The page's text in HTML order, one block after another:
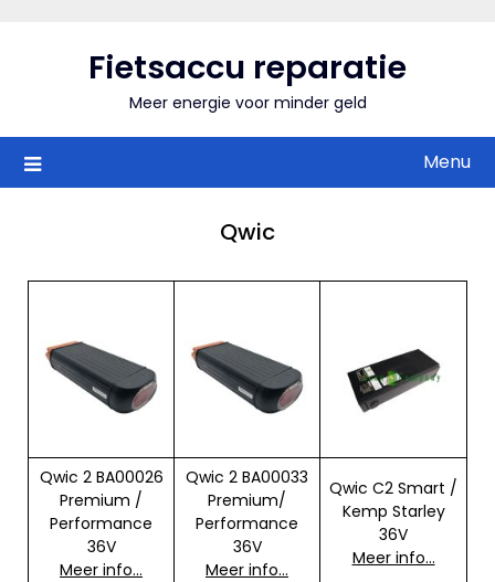
Fietsaccu reparatie
Meer energie voor minder geld
Menu
Qwic
Qwic 2 BA00026
Premium /
Performance
36V
Meer info…
Qwic 2 BA00033
Premium/
Performance
36V
Meer info…
Qwic C2 Smart /
Kemp Starley
36V
Meer info…